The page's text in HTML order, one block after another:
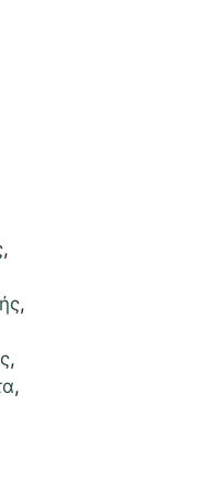
,
,
,
,